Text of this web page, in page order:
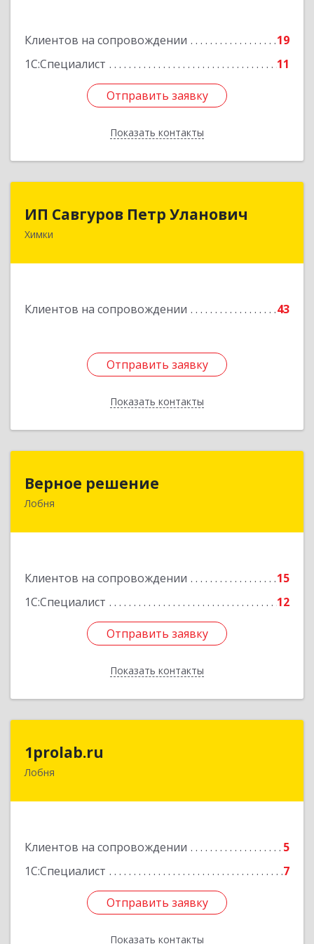
Клиентов на сопровождении
19
1С:Специалист
11
Отправить заявку
Показать контакты
Отправить заявку
Назад
ИП Савгуров Петр Уланович
Химки
Клиентов на сопровождении 43
Отправить заявку
Показать контакты
141407, Московская обл, Химки г, Молодежная
Отправить заявку
Назад
Верное решение
Лобня
Клиентов на сопровождении
15
1С:Специалист
12
Отправить заявку
Показать контакты
141730, Московская обл, Лобня г, Чехова ул,
Отправить заявку
Назад
1prolab.ru
Лобня
Клиентов на сопровождении
5
1С:Специалист
7
Отправить заявку
Показать контакты
141865, Московская обл, Дмитровский р-н,
Отправить заявку
Назад